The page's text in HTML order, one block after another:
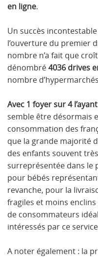
en ligne.
Un succès
l’ouverture du premier
nombre n’a fait que
dénombré4036 drives
nombre
Avec 1 foyer sur 4
semble être désormais
consommation des
que la grande majorité
des enfants souvent
surreprésentée dans le
pour bébés
revanche, pour la
fragiles et moins
de consommateurs
intéressés par ce
A noter également : la